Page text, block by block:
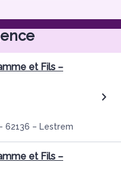
et Fils –
62136 – Lestrem
et Fils –